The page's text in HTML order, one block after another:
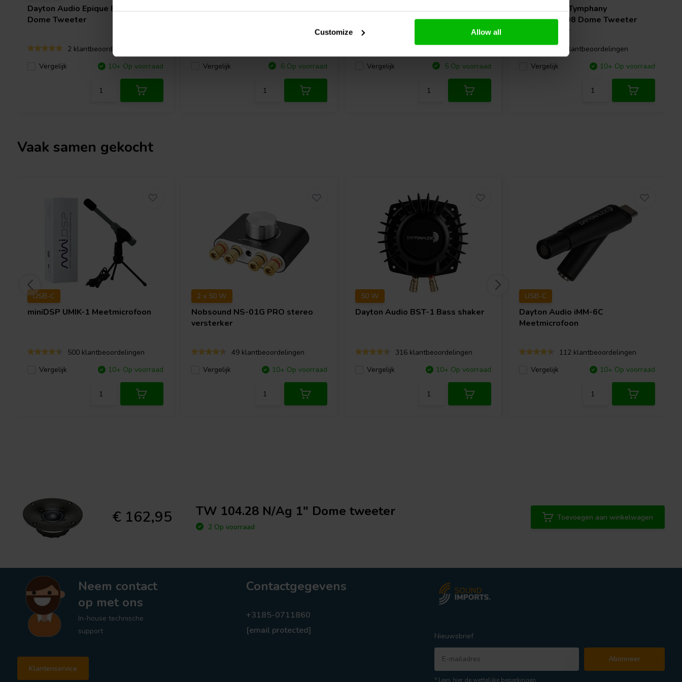
Customize Allow all
ontwerp is bovendien geoptimaliseerd voor vereenvoudigde scheidingsfilterontwerpen, waardoor
de impedantiepiek bij resonantie wordt verminderd en minder complexe
Perfect voor high-end DIY-projecten en hoogwaardige audiosystemen, is de RS Speakers TW
104.28 N/Ag een uitstekend onderdeel voor iedereen die opmerkelijke details en transparantie in
het hoge frequentiebereik zoekt. Het is een waardevolle aanvulling op elke
audio-componenten
collectie, of je nu een bestaand systeem upgradet of een nieuw geluidssysteem vanaf de basis
Dayton Audio Epique EC30-4
Dome Tweeter
2 klantbeoordelingen
Vergelijk
10+ Op voorraad
VisatonKE 25 SC Dome Tweeter
Vergelijk
6 Op voorraad
MorelClassic Advanced CAT 328-
104 Dome Tweeter
0 klantbeoordelingen
Vergelijk
5 Op voorraad
Peerless by Tymphany
DA25TX00-08 Dome Tweeter
Matched Pair
6 klantbeoordelingen
Vergelijk
10+ Op voorraad
Vaak samen gekocht
USB-C
miniDSP UMIK-1 Meetmicrofoon
500 klantbeoordelingen
Vergelijk
10+ Op voorraad
2 x 50 W
Nobsound NS-01G PRO stereo
versterker
49 klantbeoordelingen
Vergelijk
10+ Op voorraad
50 W
Dayton Audio BST-1 Bass shaker
316 klantbeoordelingen
Vergelijk
10+ Op voorraad
USB-C
Dayton Audio iMM-6C
Meetmicrofoon
112 klantbeoordelingen
Vergelijk
10+ Op voorraad
€ 162,95 TW 104.28 N/Ag 1" Dome tweeter
2 Op voorraad
Toevoegen aan winkelwagen
Neem contact
op met ons
In-house technische
support
Klantenservice
Contactgegevens
+3185-0711860
[email protected]
Nieuwsbrief
Abonneer
* Lees hier de wettelijke beperkingen